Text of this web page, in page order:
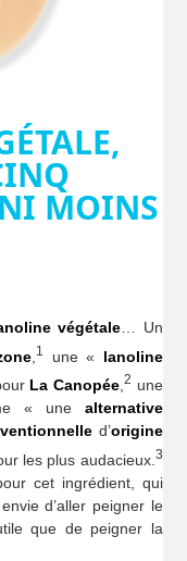
MOINS
végétale … Un
1 une « lanoline
La Canopée, 2 une
« une alternative
d’origine
les plus audacieux. 3
cet ingrédient, qui
d’aller peigner le
que de peigner la